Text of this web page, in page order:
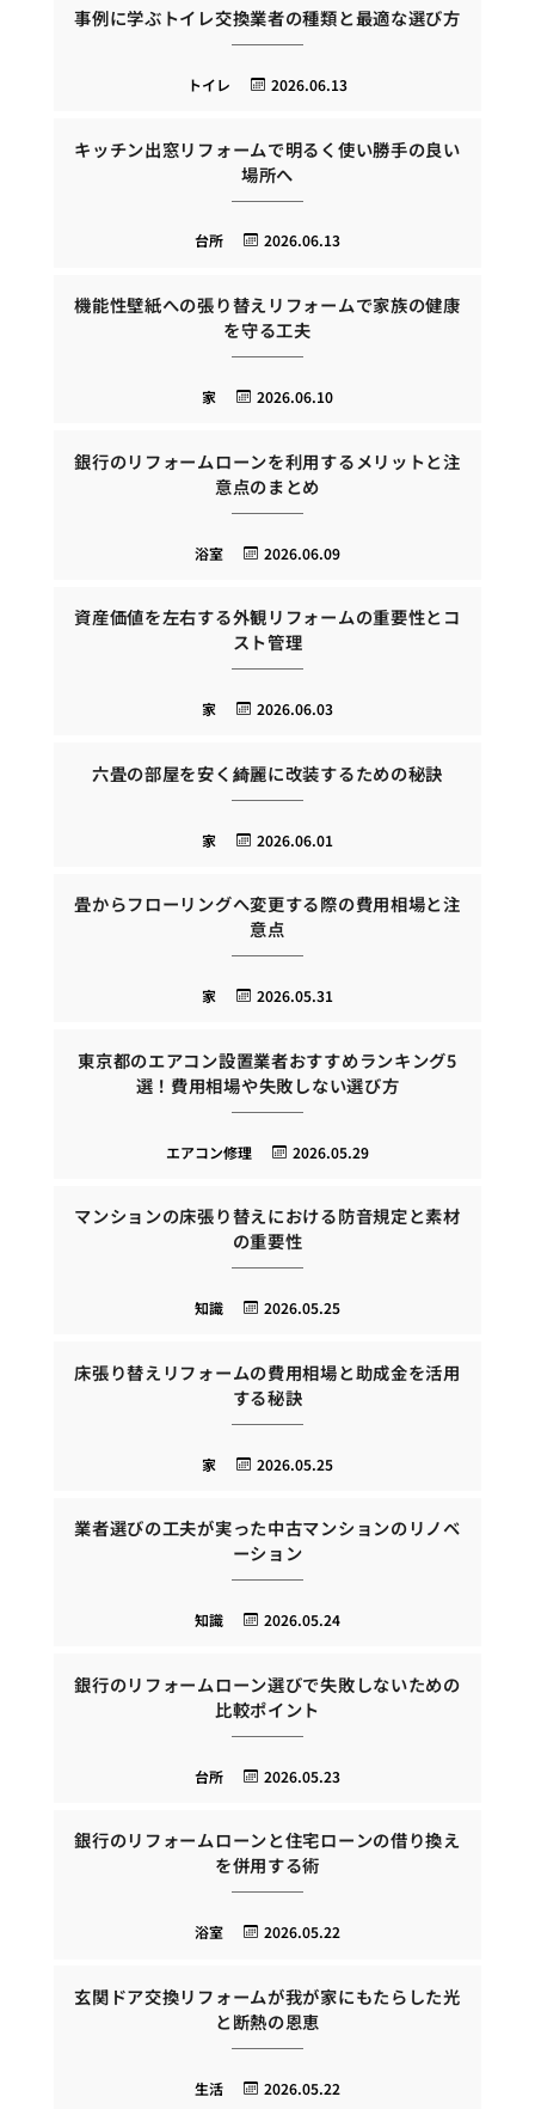
事例に学ぶトイレ交換業者の種類と最適な選び方
2026.06.13
トイレ
キッチン出窓リフォームで明るく使い勝手の良い
場所へ
2026.06.13
台所
機能性壁紙への張り替えリフォームで家族の健康
を守る工夫
2026.06.10
家
銀行のリフォームローンを利用するメリットと注
意点のまとめ
2026.06.09
浴室
資産価値を左右する外観リフォームの重要性とコ
スト管理
2026.06.03
家
六畳の部屋を安く綺麗に改装するための秘訣
2026.06.01
家
畳からフローリングへ変更する際の費用相場と注
意点
2026.05.31
家
東京都のエアコン設置業者おすすめランキング5
選！費用相場や失敗しない選び方
2026.05.29
エアコン修理
マンションの床張り替えにおける防音規定と素材
の重要性
2026.05.25
知識
床張り替えリフォームの費用相場と助成金を活用
する秘訣
2026.05.25
家
業者選びの工夫が実った中古マンションのリノベ
ーション
2026.05.24
知識
銀行のリフォームローン選びで失敗しないための
比較ポイント
2026.05.23
台所
銀行のリフォームローンと住宅ローンの借り換え
を併用する術
2026.05.22
浴室
玄関ドア交換リフォームが我が家にもたらした光
と断熱の恩恵
2026.05.22
生活